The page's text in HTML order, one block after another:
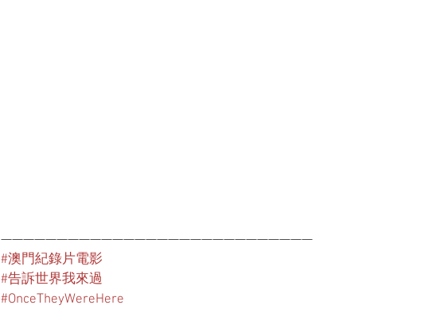
————————————————————————————
#澳門紀錄片電影
#告訴世界我來過
#OnceTheyWereHere